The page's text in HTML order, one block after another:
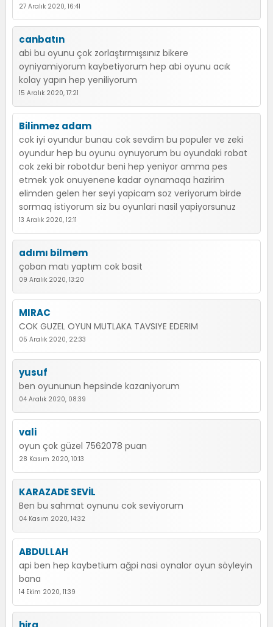
27 Aralık 2020, 16:41
canbatın
abi bu oyunu çok zorlaştırmışsınız bikere
oyniyamiyorum kaybetiyorum hep abi oyunu acık
kolay yapın hep yeniliyorum
15 Aralık 2020, 17:21
Bilinmez adam
cok iyi oyundur bunau cok sevdim bu populer ve zeki
oyundur hep bu oyunu oynuyorum bu oyundaki robat
cok zeki bir robotdur beni hep yeniyor amma pes
etmek yok onuyenene kadar oynamaqa hazirim
elimden gelen her seyi yapicam soz veriyorum birde
sormaq istiyorum siz bu oyunlari nasil yapiyorsunuz
13 Aralık 2020, 12:11
adımı bilmem
çoban matı yaptım cok basit
09 Aralık 2020, 13:20
MIRAC
COK GUZEL OYUN MUTLAKA TAVSIYE EDERIM
05 Aralık 2020, 22:33
yusuf
ben oyununun hepsinde kazaniyorum
04 Aralık 2020, 08:39
vali
oyun çok güzel 7562078 puan
28 Kasım 2020, 10:13
KARAZADE SEVİL
Ben bu sahmat oynunu cok seviyorum
04 Kasım 2020, 14:32
ABDULLAH
api ben hep kaybetium ağpi nasi oynalor oyun söyleyin
bana
14 Ekim 2020, 11:39